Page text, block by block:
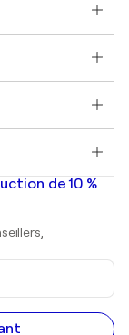
de 10 %